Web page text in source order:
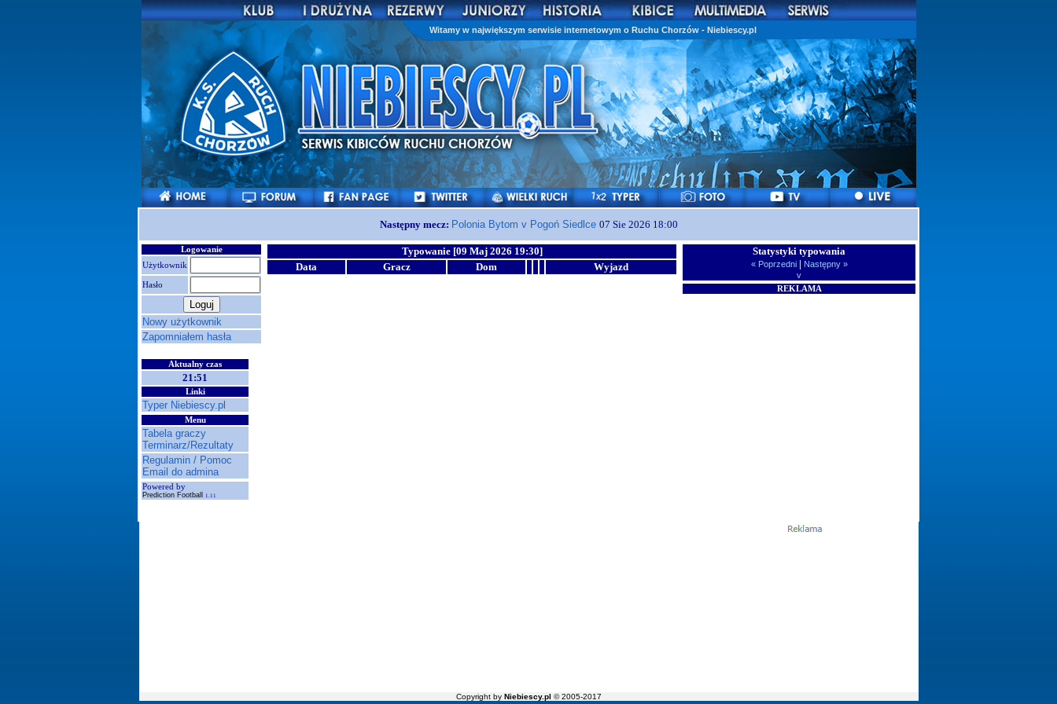
Witamy w największym serwisie internetowym o Ruchu Chorzów - Niebiescy.pl
Następny mecz: Polonia Bytom v Pogoń Siedlce 07 Sie 2026 18:00
Logowanie
Użytkownik
Hasło
Nowy użytkownik
Zapomniałem hasła
Aktualny czas
21:51
Linki
Typer Niebiescy.pl
Menu
Tabela graczy
Terminarz/Rezultaty
Regulamin / Pomoc
Email do admina
Powered by
Prediction Football 1.11
Typowanie [09 Maj 2026 19:30]
Data
Gracz Dom Wyjazd
Statystyki typowania
« Poprzedni | Następny »
v
REKLAMA
Copyright by Niebiescy.pl © 2005-2017